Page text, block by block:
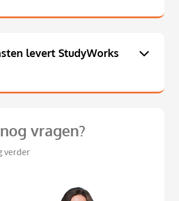
levert StudyWorks
vragen?
verder